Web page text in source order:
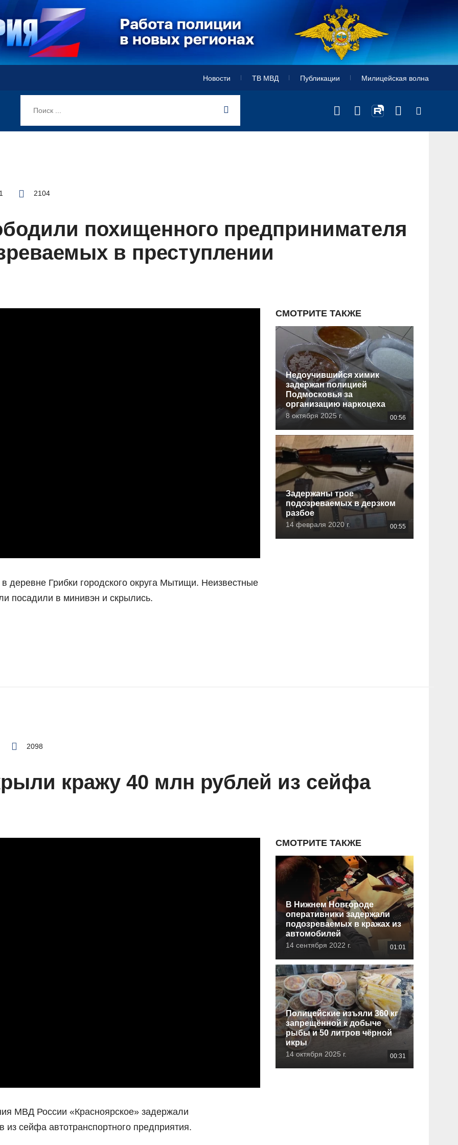
Новости ТВ МВД Публикации Милицейская волна
2104
похищенного предпринимателя
в преступлении
деревне Грибки городского округа Мытищи. Неизвестные
посадили в минивэн и скрылись.
СМОТРИТЕ ТАКЖЕ
Недоучившийся химик
задержан полицией
Подмосковья за
организацию наркоцеха
8 октября 2025 г. 00:56
Задержаны трое
подозреваемых в дерзком
разбое
14 февраля 2020 г. 00:55
2098
кражу 40 млн рублей из сейфа
МВД России «Красноярское» задержали
сейфа автотранспортного предприятия.
СМОТРИТЕ ТАКЖЕ
В Нижнем Новгороде
оперативники задержали
подозреваемых в кражах из
автомобилей
14 сентября 2022 г. 01:01
Полицейские изъяли 360 кг
запрещённой к добыче
рыбы и 50 литров чёрной
икры
14 октября 2025 г. 00:31